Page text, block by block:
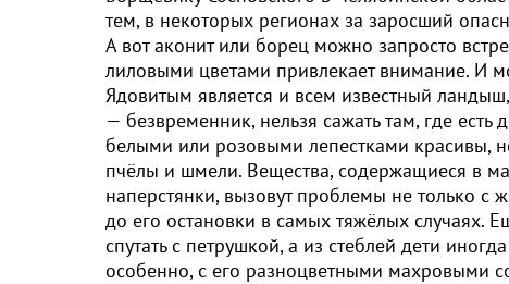
тем, в некоторых регионах за заросший
А вот аконит или борец можно запросто
лиловыми цветами привлекает внимание. И
Ядовитым является и всем известный
— безвременник, нельзя сажать там, где
белыми или розовыми лепестками красивы,
пчёлы и шмели. Вещества, содержащиеся в
наперстянки, вызовут проблемы не только с
до его остановки в самых тяжёлых случаях.
спутать с петрушкой, а из стеблей дети
особенно, с его разноцветными махровыми